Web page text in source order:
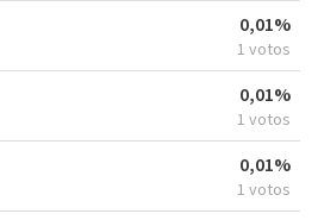
0,01%
1 votos
0,01%
1 votos
0,01%
1 votos